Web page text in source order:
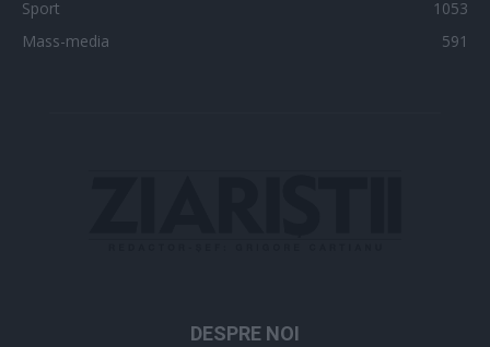
Sport
1053
Mass-media
591
DESPRE NOI